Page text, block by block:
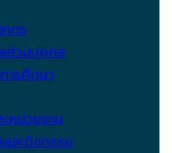
กร
ส่วนบุคคล
ารศึกษา
หน่วยงาน
และกิจกรรม